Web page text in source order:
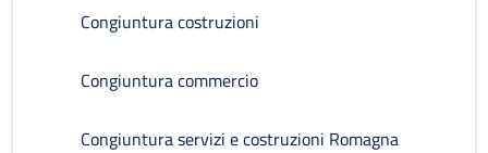
Congiuntura costruzioni
Congiuntura commercio
Congiuntura servizi e costruzioni Romagna